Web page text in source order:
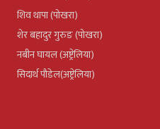
शिव थापा (पोखरा)
शेर बहादुर गुरुङ (पोखरा)
नबीन घायल (अष्ट्रेलिया)
सिदार्थ पौडेल(अष्ट्रेलिया)